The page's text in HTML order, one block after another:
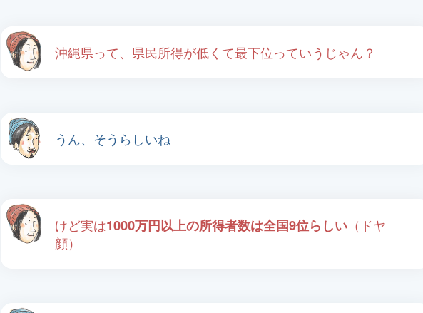
沖縄県って、県民所得が低くて最下位っていうじゃん？
うん、そうらしいね
けど実は1000万円以上の所得者数は全国9位らしい （ドヤ
顔）